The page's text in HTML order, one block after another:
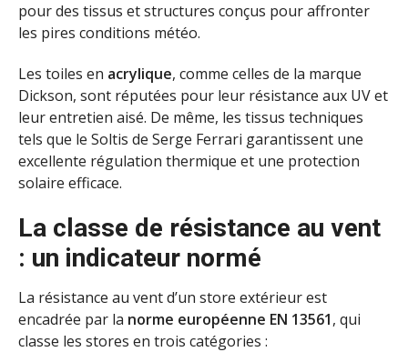
pour des tissus et structures conçus pour affronter
les pires conditions météo.
Les toiles en acrylique, comme celles de la marque
Dickson, sont réputées pour leur résistance aux UV et
leur entretien aisé. De même, les tissus techniques
tels que le Soltis de Serge Ferrari garantissent une
excellente régulation thermique et une protection
solaire efficace.
La classe de résistance au vent
: un indicateur normé
La résistance au vent d’un store extérieur est
encadrée par la norme européenne EN 13561, qui
classe les stores en trois catégories :